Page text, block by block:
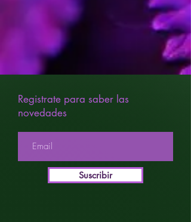
Afrutada
Un diamante que conocimos en 2002
en uno de nuestros viajes a Holanda.
las cartas de los coffe shops por su
aroma, sabor inconfundible a Haze
cítrico y su efecto “destripador”
incluso para los usuarios más
experimentados. Conocida bajo
de ellos es Amnesia Haze.
Registrate para saber las
novedades
Suscribir